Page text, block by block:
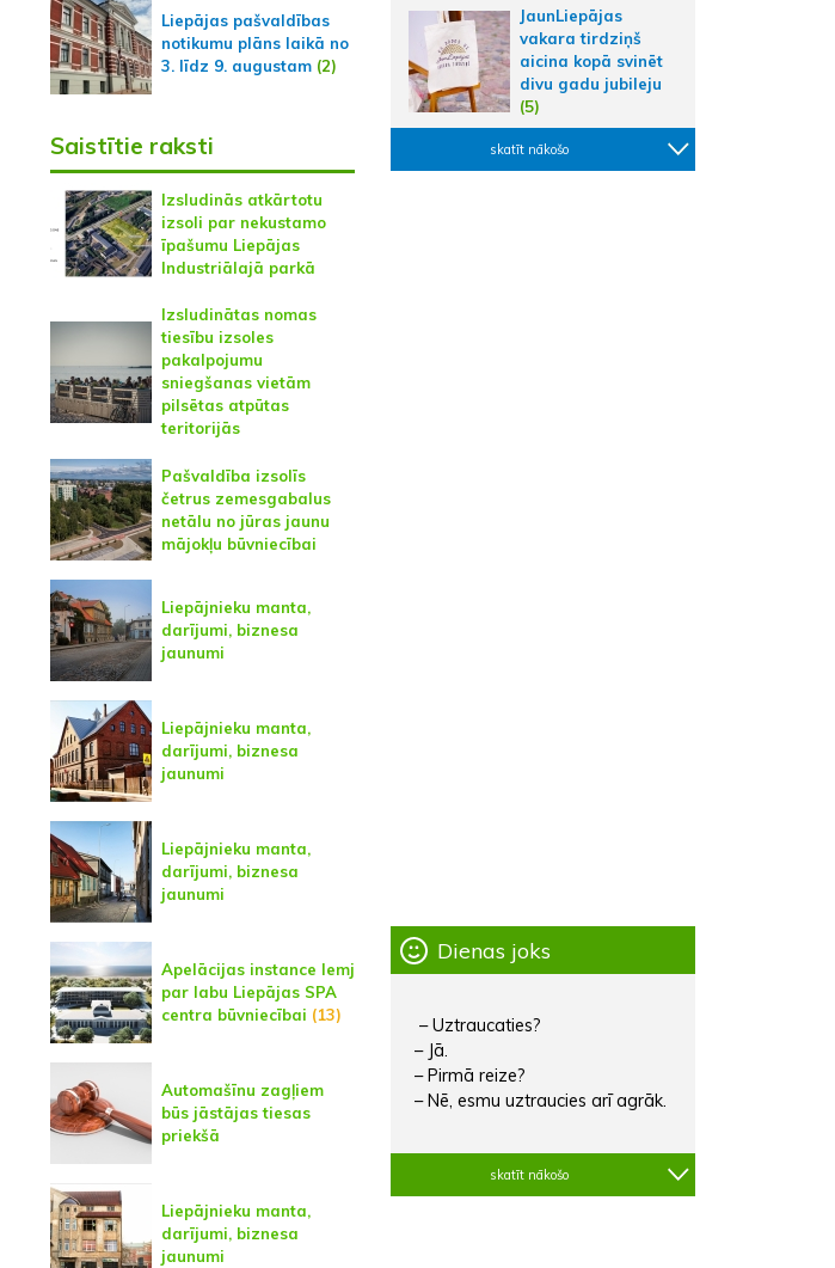
Liepājas pašvaldības
notikumu plāns laikā no
3. līdz 9. augustam(2)
Saistītie raksti
Izsludinās atkārtotu
izsoli par nekustamo
īpašumu Liepājas
Industriālajā parkā
Izsludinātas nomas
tiesību izsoles
pakalpojumu
sniegšanas vietām
pilsētas atpūtas
teritorijās
Pašvaldība izsolīs
četrus zemesgabalus
netālu no jūras jaunu
mājokļu būvniecībai
Liepājnieku manta,
darījumi, biznesa
jaunumi
Liepājnieku manta,
darījumi, biznesa
jaunumi
Liepājnieku manta,
darījumi, biznesa
jaunumi
Apelācijas instance lemj
par labu Liepājas SPA
centra būvniecībai (13)
Automašīnu zagļiem
būs jāstājas tiesas
priekšā
Liepājnieku manta,
darījumi, biznesa
jaunumi
JaunLiepājas
vakara tirdziņš
aicina kopā svinēt
divu gadu jubileju
(5)
skatīt nākošo
Dienas joks
– Uztraucaties?
– Jā.
– Pirmā reize?
– Nē, esmu uztraucies arī agrāk.
skatīt nākošo